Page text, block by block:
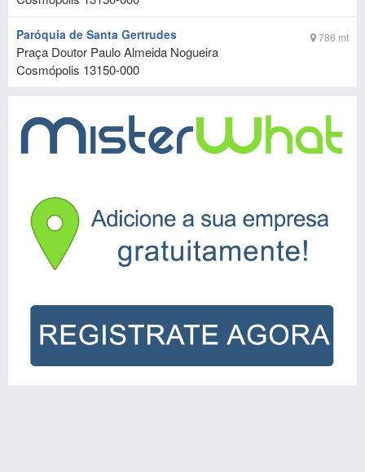
786 mt
Paróquia de Santa Gertrudes
Praça Doutor Paulo Almeida Nogueira
Cosmópolis 13150-000